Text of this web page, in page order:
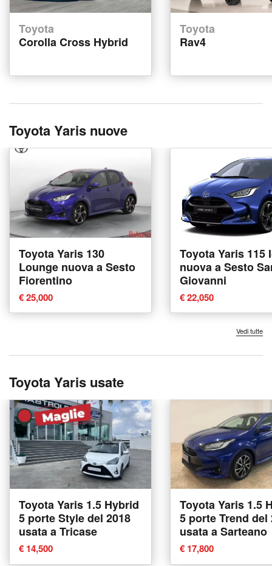
Toyota
Corolla Cross Hybrid
Toyota
Rav4
Toyota Yaris nuove
Toyota Yaris 130
Lounge nuova a Sesto
Fiorentino
€ 25,000
Toyota Yaris 115
nuova a Sesto
Giovanni
€ 22,050
Vedi tutte
Toyota Yaris usate
Toyota Yaris 1.5 Hybrid
5 porte Style del 2018
usata a Tricase
€ 14,500
Toyota Yaris 1.5
5 porte Trend del
usata a Sarteano
€ 17,800